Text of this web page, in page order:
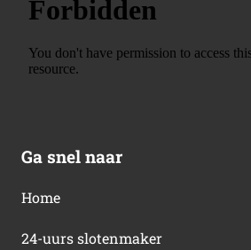
Ga snel naar
Home
24-uurs slotenmaker